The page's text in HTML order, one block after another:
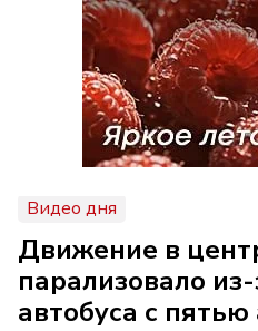
Видео дня
Движение в
парализовало
автобуса с